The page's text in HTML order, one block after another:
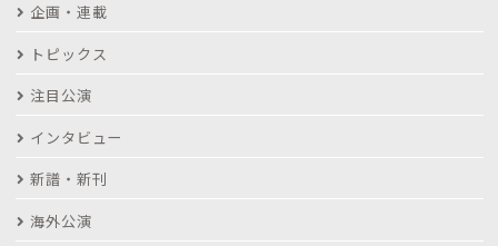
企画・連載
トピックス
注目公演
インタビュー
新譜・新刊
海外公演